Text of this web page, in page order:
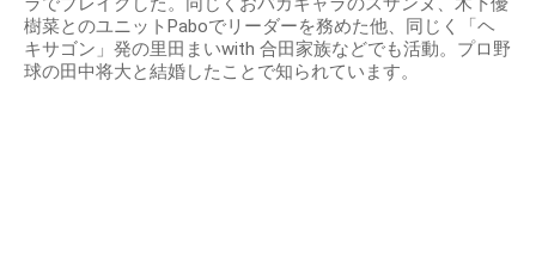
樹菜とのユニットPaboでリーダーを務めた他、同じく「ヘ
キサゴン」発の里田まいwith 合田家族などでも活動。プロ野
球の田中将大と結婚したことで知られています。